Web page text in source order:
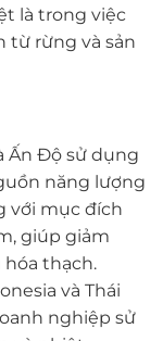
là trong việc
từ rừng và sản
Ấn Độ sử dụng
năng lượng
với mục đích
giúp giảm
thạch.
và Thái
nghiệp sử